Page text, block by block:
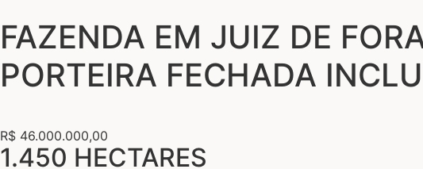
FAZENDA EM JUIZ DE
PORTEIRA FECHADA
R$ 46.000.000,00
1.450 HECTARES